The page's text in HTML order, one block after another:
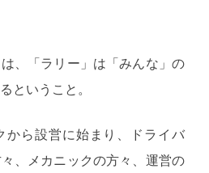
、「ラリー」は「みんな」の
ということ。
から設営に始まり、ドライバ
、メカニックの方々、運営の